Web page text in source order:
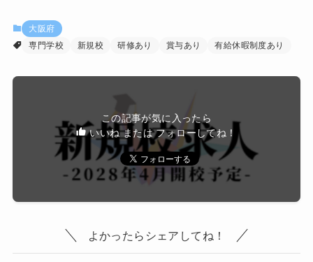
大阪府
専門学校
新規校 研修あり 賞与あり 有給休暇制度あり
この記事が気に入ったら
いいね または フォローしてね！
よかったらシェアしてね！